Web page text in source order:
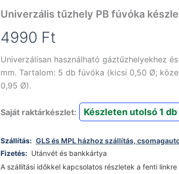
Univerzális tűzhely PB fúvóka
4990 Ft
Univerzálisan használható gáztűzhelyekhez
mm. Tartalom: 5 db fúvóka (kicsi 0,50 Ø;
0,95 Ø).
Saját raktárkészlet: Készleten utolsó 1 db
Szállítás: GLS és MPL házhoz szállítás,
Fizetés: Utánvét és bankkártya
A szállítási időkkel kapcsolatos részletek a fenti